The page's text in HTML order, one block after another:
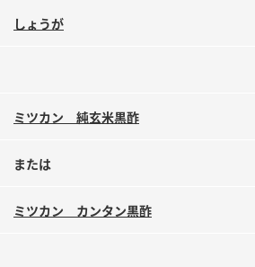
業務用サイト ミツカングループについて
しょうが
ミツカン 純玄米黒酢
または
ミツカン カンタン黒酢